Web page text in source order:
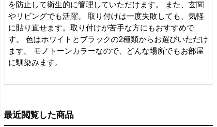
を防止して衛生的に管理していただけます。 また、玄関
やリビングでも活躍。 取り付けは一度失敗しても、気軽
に貼り直せます。取り付けが苦手な方にもおすすめで
す。 色はホワイトとブラックの2種類からお選びいただけ
ます。 モノトーンカラーなので、どんな場所でもお部屋
に馴染みます。
最近閲覧した商品